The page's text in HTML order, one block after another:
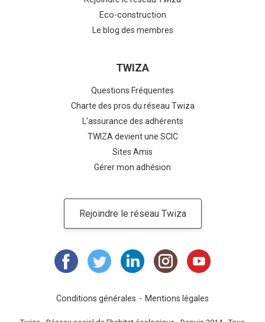
Eco-construction
Le blog des membres
TWIZA
Questions Fréquentes
Charte des pros du réseau Twiza
L'assurance des adhérents
TWIZA devient une SCIC
Sites Amis
Gérer mon adhésion
Rejoindre le réseau Twiza
Conditions générales Mentions légales